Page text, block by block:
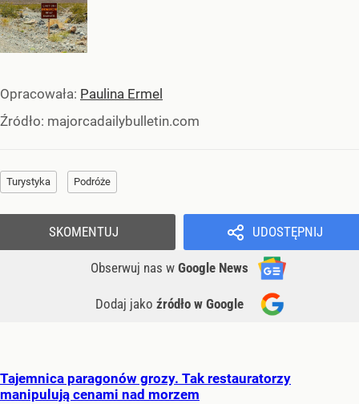
Opracowała: Paulina Ermel
Źródło: majorcadailybulletin.com
Turystyka Podróże
UDOSTĘPNIJ
Obserwuj nas w Google News
Dodaj jako źródło w Google
SKOMENTUJ
Tajemnica paragonów grozy. Tak restauratorzy
manipulują cenami nad morzem